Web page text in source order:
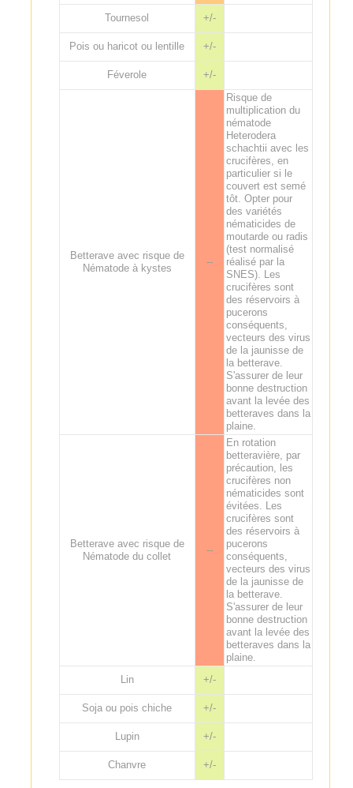
Tournesol +/-
Pois ou haricot ou lentille +/-
Féverole +/-
Betterave avec risque de
Nématode à kystes
--
Risque de
multiplication du
nématode
Heterodera
schachtii avec les
crucifères, en
particulier si le
couvert est semé
tôt. Opter pour
des variétés
nématicides de
moutarde ou radis
(test normalisé
réalisé par la
SNES). Les
crucifères sont
des réservoirs à
pucerons
conséquents,
vecteurs des virus
de la jaunisse de
la betterave.
S'assurer de leur
bonne destruction
avant la levée des
betteraves dans la
plaine.
Betterave avec risque de
Nématode du collet
--
En rotation
betteravière, par
précaution, les
crucifères non
nématicides sont
évitées. Les
crucifères sont
des réservoirs à
pucerons
conséquents,
vecteurs des virus
de la jaunisse de
la betterave.
S'assurer de leur
bonne destruction
avant la levée des
betteraves dans la
plaine.
Lin
+/-
Soja ou pois chiche +/-
Lupin +/-
Chanvre +/-